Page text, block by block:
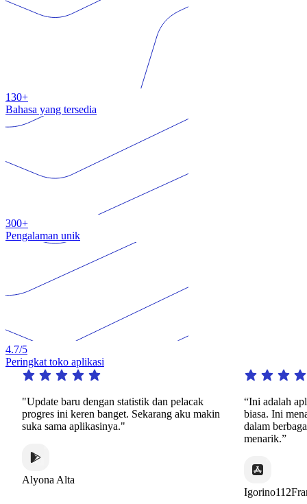
130+
Bahasa yang tersedia
300+
Pengalaman unik
4.7/5
Peringkat toko aplikasi
"Update baru dengan statistik dan pelacak
progres ini keren banget. Sekarang aku makin
suka sama aplikasinya."
Alyona Alta
“Ini adalah
biasa. Ini
dalam berbagai
menarik.”
Igorino112France